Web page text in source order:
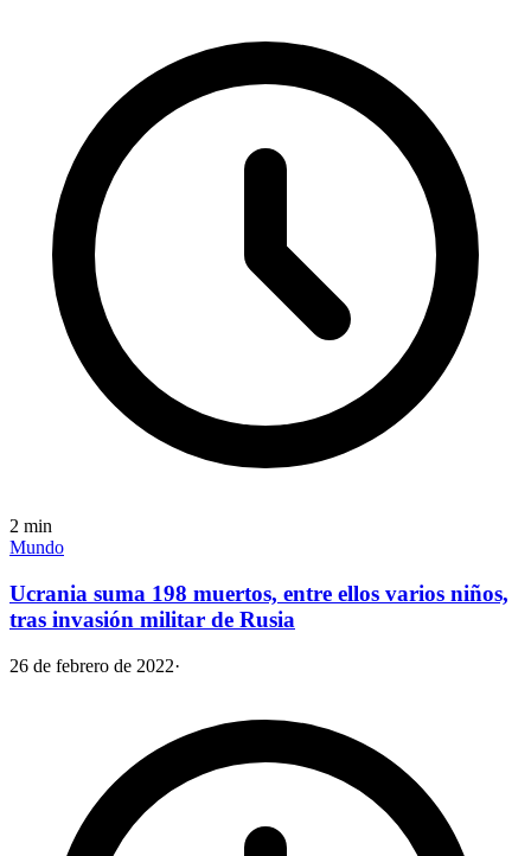
2 min
Mundo
Ucrania suma 198 muertos, entre ellos varios niños,
tras invasión militar de Rusia
26 de febrero de 2022·